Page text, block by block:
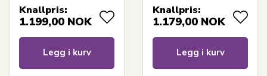
Cotton Cloud
Knallpris:
1.199,00 NOK
Legg i kurv
Cotton Cloud
Knallpris:
1.179,00 NOK
Legg i kurv